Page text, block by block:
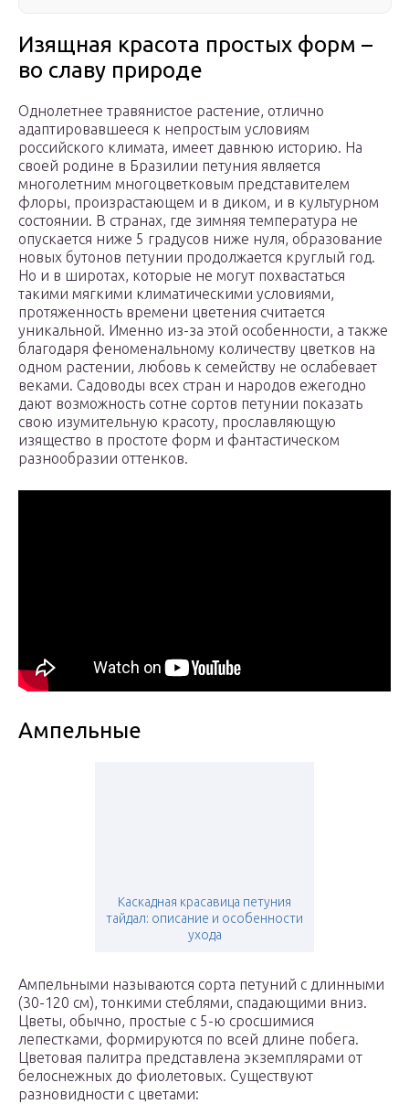
Изящная красота простых форм –
во славу природе
Однолетнее травянистое растение, отлично
адаптировавшееся к непростым условиям
российского климата, имеет давнюю историю. На
своей родине в Бразилии петуния является
многолетним многоцветковым представителем
флоры, произрастающем и в диком, и в культурном
состоянии. В странах, где зимняя температура не
опускается ниже 5 градусов ниже нуля, образование
новых бутонов петунии продолжается круглый год.
Но и в широтах, которые не могут похвастаться
такими мягкими климатическими условиями,
протяженность времени цветения считается
уникальной. Именно из-за этой особенности, а также
благодаря феноменальному количеству цветков на
одном растении, любовь к семейству не ослабевает
веками. Садоводы всех стран и народов ежегодно
дают возможность сотне сортов петунии показать
свою изумительную красоту, прославляющую
изящество в простоте форм и фантастическом
разнообразии оттенков.
Ампельные
Каскадная красавица петуния
тайдал: описание и особенности
ухода
Ампельными называются сорта петуний с длинными
(30-120 см), тонкими стеблями, спадающими вниз.
Цветы, обычно, простые с 5-ю сросшимися
лепестками, формируются по всей длине побега.
Цветовая палитра представлена экземплярами от
белоснежных до фиолетовых. Существуют
разновидности с цветами: